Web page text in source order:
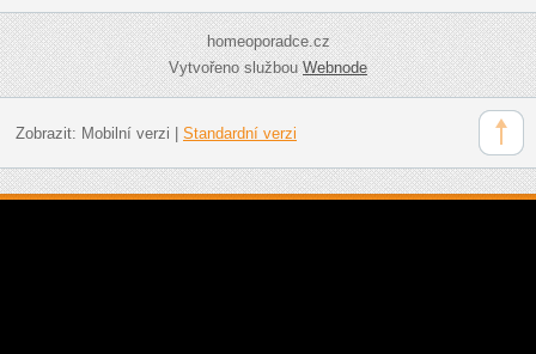
homeoporadce.cz
Vytvořeno službouWebnode
Zobrazit: Mobilní verzi Standardní verzi